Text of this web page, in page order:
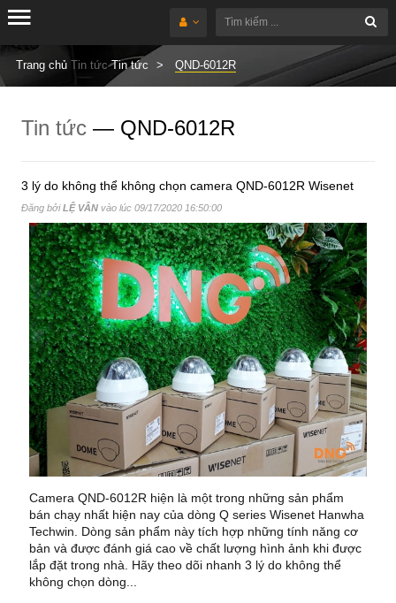
Trang chủ Tin tức Tin tức QND-6012R
Tin tức — QND-6012R
3 lý do không thể không chọn camera QND-6012R Wisenet
Đăng bởiLỆ VÂN vào lúc 09/17/2020 16:50:00
Camera QND-6012R hiện là một trong những sản phẩm
bán chạy nhất hiện nay của dòng Q series Wisenet Hanwha
Techwin. Dòng sản phẩm này tích hợp những tính năng cơ
bản và được đánh giá cao về chất lượng hình ảnh khi được
lắp đặt trong nhà. Hãy theo dõi nhanh 3 lý do không thể
không chọn dòng...